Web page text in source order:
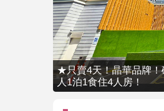
★只賣4天！晶華品牌！
人1泊1食住4人房！